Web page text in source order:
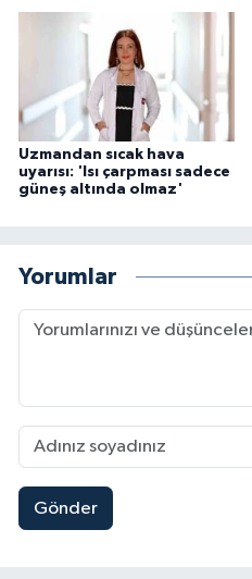
Uzmandan sıcak hava
uyarısı: 'Isı çarpması sadece
güneş altında olmaz'
Yorumlar
Gönder